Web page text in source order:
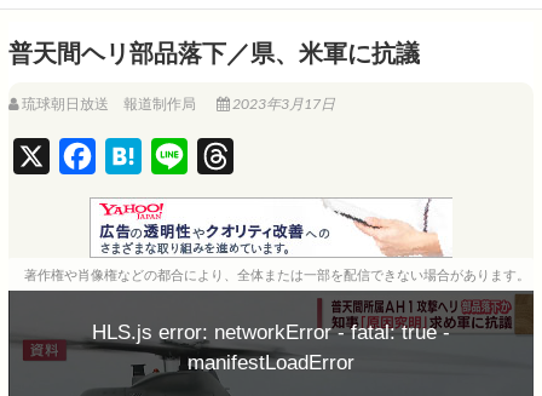
普天間ヘリ部品落下／県、米軍に抗議
琉球朝日放送 報道制作局 2023年3月17日
a
c
e
o
H
a
t
e
a
i
n
e
h
r
e
d
s
著作権や肖像権などの都合により、全体または一部を配信できない場合があります。
HLS.js error: networkError - fatal: true -
manifestLoadError